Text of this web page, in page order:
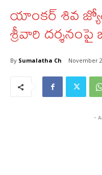
యాంకర్ శివ
శ్రీవారి
By Sumalatha Ch November
-